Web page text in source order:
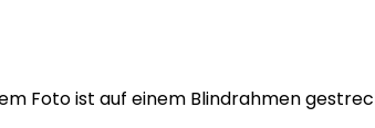
Foto ist auf einem Blindrahmen